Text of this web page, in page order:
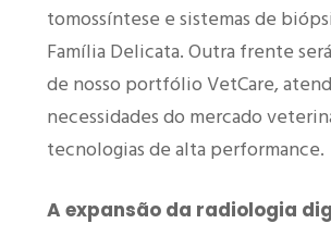
tomossíntese e sistemas de
Família Delicata. Outra frente
de nosso portfólio VetCare,
necessidades do mercado
tecnologias de alta performance.
A expansão da radiologia